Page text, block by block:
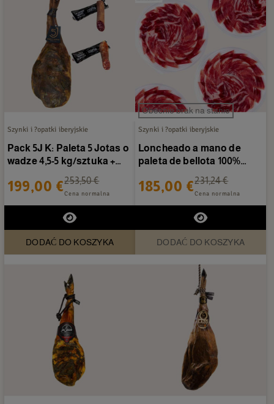
Szynki i ?opatki iberyjskie
Pack 5J K: Paleta 5 Jotas o
wadze 4,5-5 kg/sztuka +
199,00 €253,50 €
Cena normalna
DODAĆ DO KOSZYKA
Obecnie brak na stanie
Szynki i ?opatki iberyjskie
Loncheado a mano de
paleta de bellota 100%
185,00 €231,24 €
Cena normalna
DODAĆ DO KOSZYKA